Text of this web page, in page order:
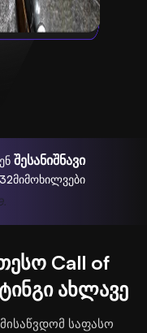
შესანიშნავი
მიმოხილვები
Call of
ახლავე
საფასო